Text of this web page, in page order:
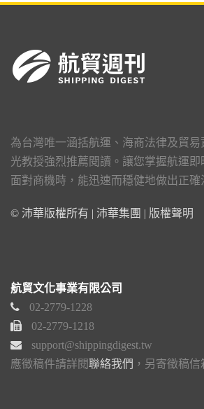
為台灣唯一涵括航運、海商法律及貿
光教授強烈推薦閱讀。讓您掌握航運即
面對商機時，能迅速而穩健地做出正確
© 沛華版權所有 | 沛華集團 | 版權聲明
航貿文化事業有限公司
02-2779-1228
02-2779-1218
support@shippingdigest.tw
應徵稿件請詳閱聯絡我們 ，另寄徵稿信